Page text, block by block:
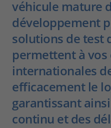
véhicule mature
développement
solutions de test
permettent à vos
internationales
efficacement le
garantissant
continu et des